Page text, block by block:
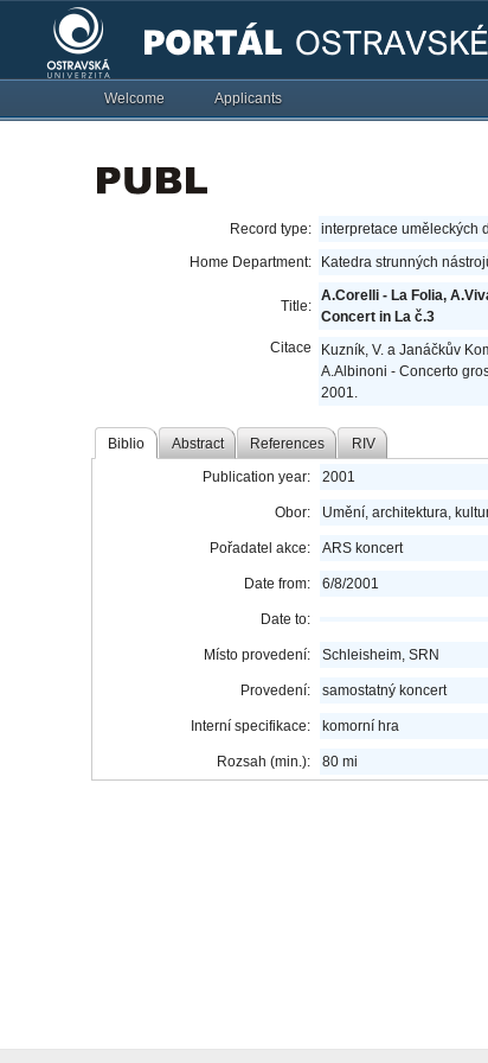
Welcome Applicants
Record type: interpretace uměleckých
Home Department:
Katedra strunných
Title:
A.Corelli - La Folia,
Concert in La č.3
Citace
Kuzník, V. a Janáčkův
A.Albinoni - Concerto
2001.
Biblio Abstract References RIV
Publication year: 2001
Obor: Umění, architektura,
Pořadatel akce: ARS koncert
Date from: 6/8/2001
Date to:
Místo provedení: Schleisheim, SRN
Provedení: samostatný koncert
Interní specifikace: komorní hra
Rozsah (min.): 80 mi